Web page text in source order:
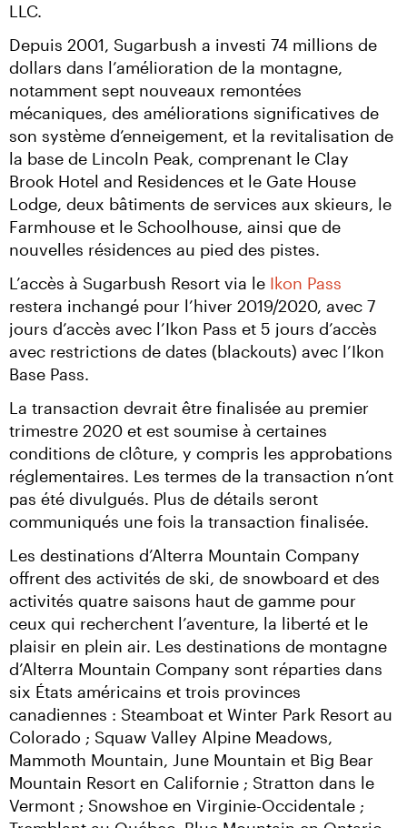
LLC.
Depuis 2001, Sugarbush a investi 74 millions de
dollars dans l’amélioration de la montagne,
notamment sept nouveaux remontées
mécaniques, des améliorations significatives de
son système d’enneigement, et la revitalisation de
la base de Lincoln Peak, comprenant le Clay
Brook Hotel and Residences et le Gate House
Lodge, deux bâtiments de services aux skieurs, le
Farmhouse et le Schoolhouse, ainsi que de
nouvelles résidences au pied des pistes.
L’accès à Sugarbush Resort via le Ikon Pass
restera inchangé pour l’hiver 2019/2020, avec 7
jours d’accès avec l’Ikon Pass et 5 jours d’accès
avec restrictions de dates (blackouts) avec l’Ikon
Base Pass.
La transaction devrait être finalisée au premier
trimestre 2020 et est soumise à certaines
conditions de clôture, y compris les approbations
réglementaires. Les termes de la transaction n’ont
pas été divulgués. Plus de détails seront
communiqués une fois la transaction finalisée.
Les destinations d’Alterra Mountain Company
offrent des activités de ski, de snowboard et des
activités quatre saisons haut de gamme pour
ceux qui recherchent l’aventure, la liberté et le
plaisir en plein air. Les destinations de montagne
d’Alterra Mountain Company sont réparties dans
six États américains et trois provinces
canadiennes : Steamboat et Winter Park Resort au
Colorado ; Squaw Valley Alpine Meadows,
Mammoth Mountain, June Mountain et Big Bear
Mountain Resort en Californie ; Stratton dans le
Vermont ; Snowshoe en Virginie-Occidentale ;